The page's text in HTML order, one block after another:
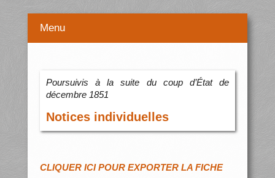
Menu
Poursuivis à la suite du coup d’État de
décembre 1851
Notices individuelles
CLIQUER ICI POUR EXPORTER LA FICHE